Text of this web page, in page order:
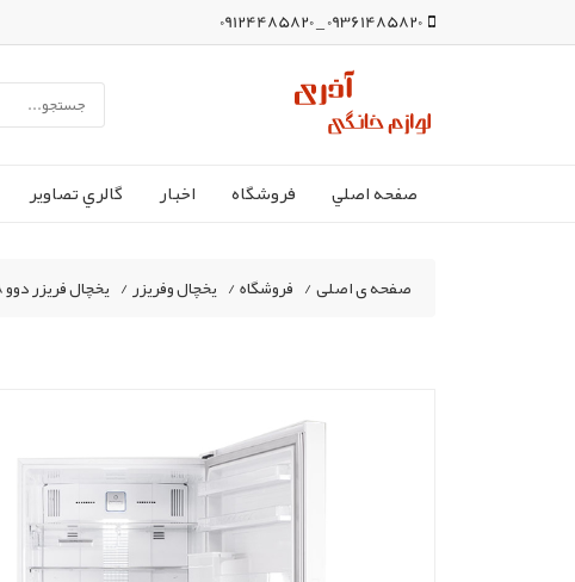
09361485820 _ 09124485820
صفحه اصلي فروشگاه اخبار گالري تصاوير
صفحه ی اصلی/ فروشگاه/ یخچال وفریزر/ یخچال فریزر دوو 28 فوت مدل Namgeg (Ultimo)BMi-31